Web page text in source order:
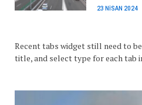
23 NISAN 2024
Recent tabs widget still need to
title, and select type for each tab